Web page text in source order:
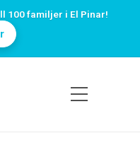
100 familjer i El Pinar!